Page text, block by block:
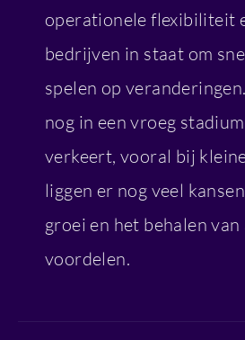
operationele flexibiliteit
bedrijven in staat om
spelen op
nog in een vroeg
verkeert, vooral bij
liggen er nog veel
groei en het behalen
voordelen.